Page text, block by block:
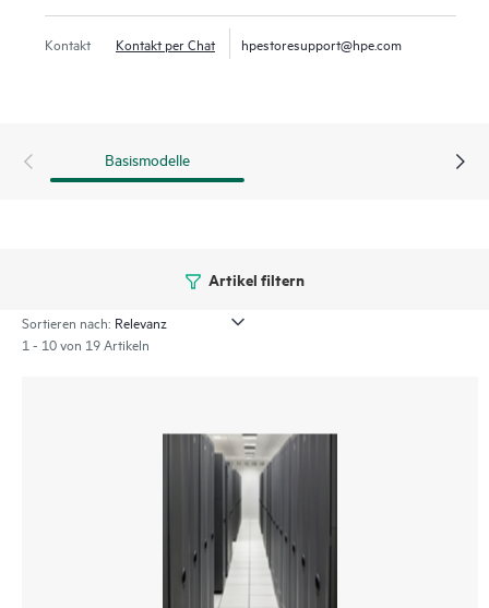
Kontakt Kontakt per Chat hpestoresupport@hpe.com
Basismodelle
Artikel filtern
Sortieren nach:
1 - 10 von 19 Artikeln